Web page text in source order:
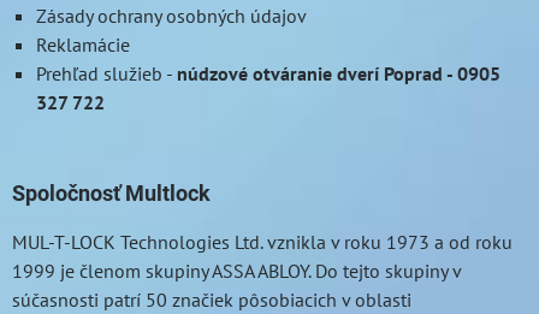
Zásady ochrany osobných údajov
Reklamácie
Prehľad služieb - núdzové otváranie dverí Poprad - 0905
327 722
Spoločnosť Multlock
MUL-T-LOCK Technologies Ltd. vznikla v roku 1973 a od roku
1999 je členom skupiny ASSA ABLOY. Do tejto skupiny v
súčasnosti patrí 50 značiek pôsobiacich v oblasti